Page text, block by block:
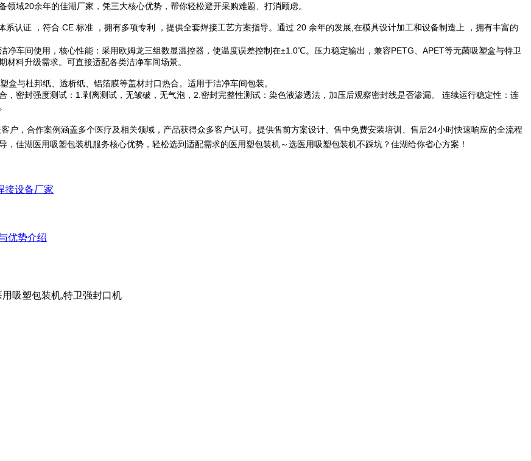
域20余年的佳湖厂家，凭三大核心优势，帮你轻松避开采购难题、打消顾虑。
认证 ，符合 CE 标准 ，拥有多项专利 ，提供全套焊接工艺方案指导。通过 20 余年的发展,在模具设计加工和设备制造上 ，拥有丰富的
净车间使用，核心性能：采用欧姆龙三组数显温控器，使温度误差控制在±1.0℃。压力稳定输出，兼容PETG、APET等无菌吸塑盒与特卫
材料升级需求。可直接适配各类洁净车间场景。
与杜邦纸、透析纸、铝箔膜等盖材封口热合。适用于洁净车间包装。
密封强度测试：1.剥离测试，无皱破，无气泡，2.密封完整性测试：染色液渗透法，加压后观察密封线是否渗漏。 连续运行稳定性：连
户，合作案例涵盖多个医疗及相关领域，产品获得众多客户认可。提供售前方案设计、售中免费安装培训、售后24小时快速响应的全流程
佳湖医用吸塑包装机服务核心优势，轻松选到适配需求的医用塑包装机～选医用吸塑包装机不踩坑？佳湖给你省心方案！
接设备厂家
优势介绍
吸塑包装机,特卫强封口机